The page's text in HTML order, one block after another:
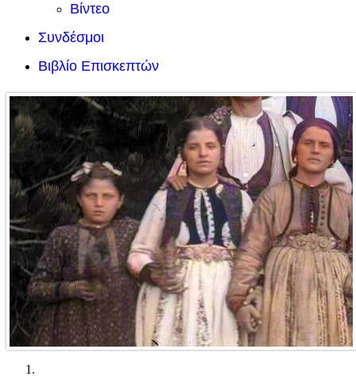
Βίντεο
Συνδέσμοι
Βιβλίο Επισκεπτών